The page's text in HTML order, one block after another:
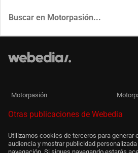
Motorpasión
Otras publicaciones de Webedia
Utilizamos cookies de terceros para generar
audiencia y mostrar publicidad